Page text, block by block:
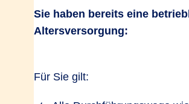
(Direktversicherung,
oder Pensionsfonds) spart
Ab 2019 muss der
Neuverträgen, soweit er
Sie haben bereits eine
Altersversorgung:
Für Sie gilt: